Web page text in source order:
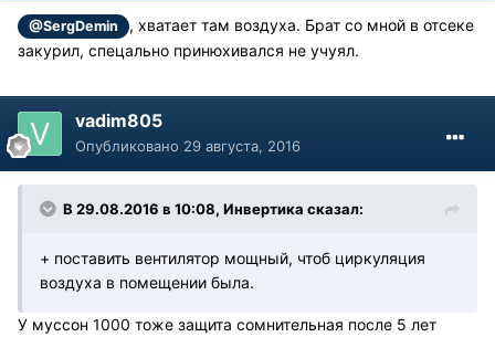
@SergDemin
, хватает там воздуха. Брат со мной в отсеке
закурил, спецально принюхивался не учуял.
vadim805
Опубликовано 29 августа, 2016
В 29.08.2016 в 10:08, Инвертика сказал:
+ поставить вентилятор мощный, чтоб циркуляция
воздуха в помещении была.
У муссон 1000 тоже защита сомнительная после 5 лет